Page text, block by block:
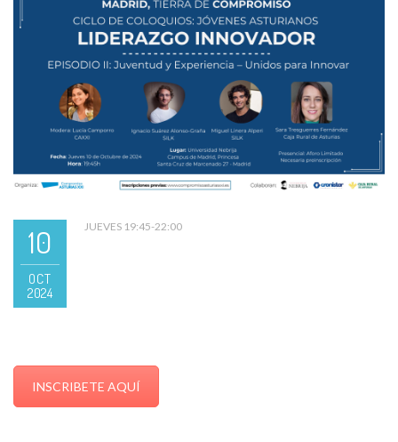
10
OCT
2024
JUEVES 19:45-22:00
INSCRIBETE AQUÍ